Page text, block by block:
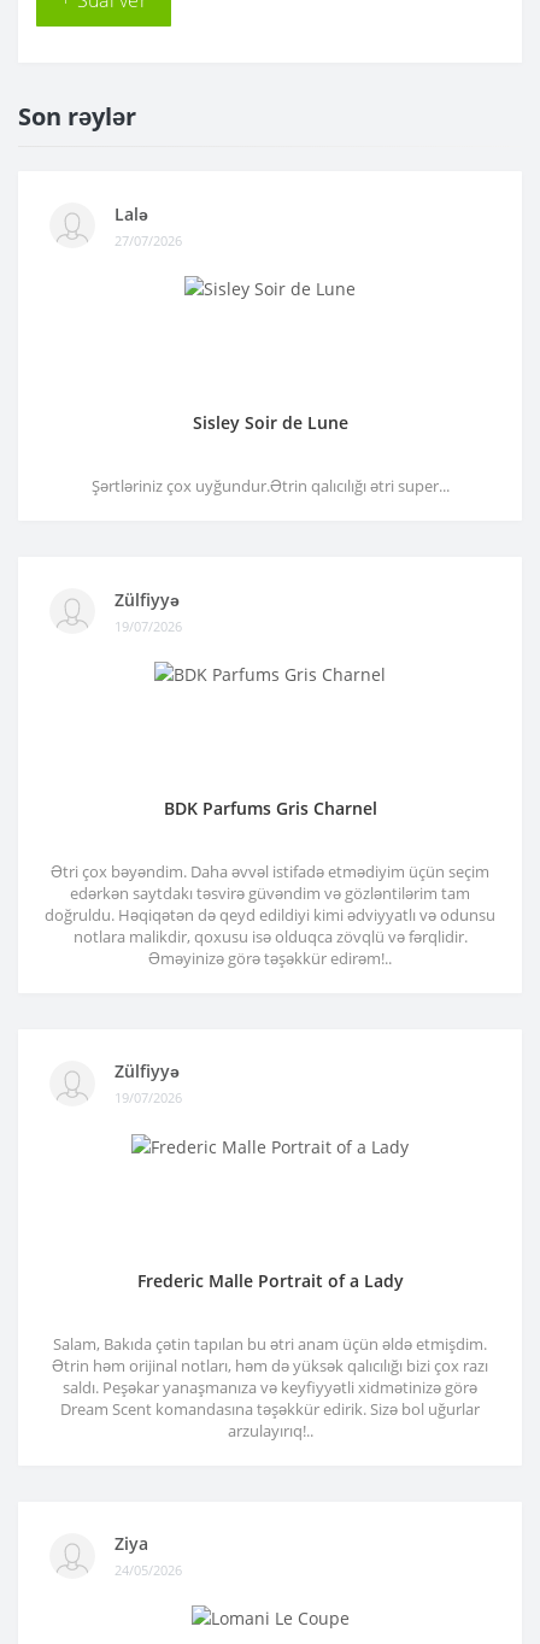
Son rəylər
Lalə
27/07/2026
Sisley Soir de Lune
Şərtləriniz çox uyğundur.Ətrin qalıcılığı ətri super...
Zülfiyyə
19/07/2026
BDK Parfums Gris Charnel
Ətri çox bəyəndim. Daha əvvəl istifadə etmədiyim üçün seçim
edərkən saytdakı təsvirə güvəndim və gözləntilərim tam
doğruldu. Həqiqətən də qeyd edildiyi kimi ədviyyatlı və odunsu
notlara malikdir, qoxusu isə olduqca zövqlü və fərqlidir.
Əməyinizə görə təşəkkür edirəm!..
Zülfiyyə
19/07/2026
Frederic Malle Portrait of a Lady
Salam, Bakıda çətin tapılan bu ətri anam üçün əldə etmişdim.
Ətrin həm orijinal notları, həm də yüksək qalıcılığı bizi çox razı
saldı. Peşəkar yanaşmanıza və keyfiyyətli xidmətinizə görə
Dream Scent komandasına təşəkkür edirik. Sizə bol uğurlar
arzulayırıq!..
Ziya
24/05/2026